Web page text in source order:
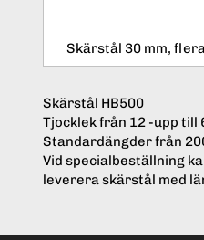
Skärstål 30 mm,
Skärstål HB500
Tjocklek från 12 -upp till
Standardängder från
Vid specialbeställning
leverera skärstål med